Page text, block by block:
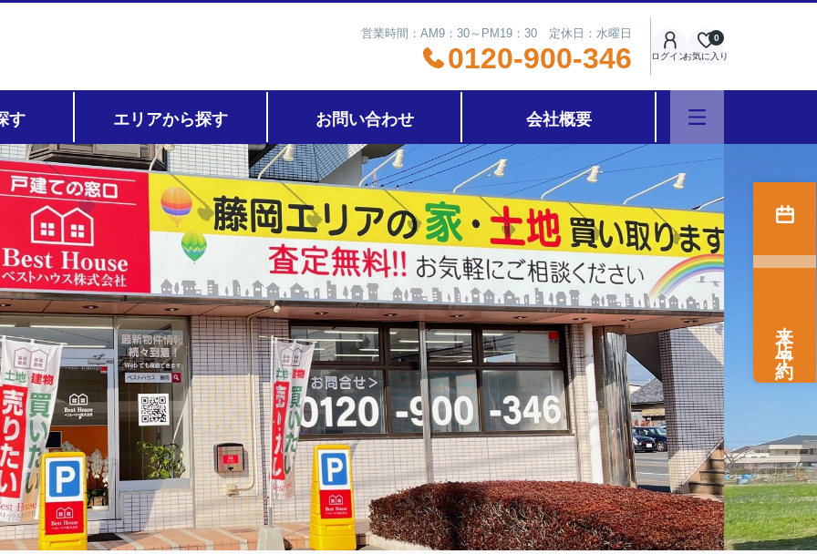
営業時間：AM9：30～PM19：30 定休日：水曜日
0120-900-346 ログインお気に入り
0
す エリアから探す お問い合わせ 会社概要
来店予約